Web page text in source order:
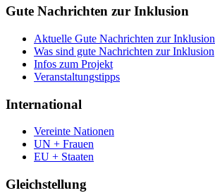
Gute Nachrichten zur Inklusion
Aktuelle Gute Nachrichten zur Inklusion
Was sind gute Nachrichten zur Inklusion
Infos zum Projekt
Veranstaltungstipps
International
Vereinte Nationen
UN + Frauen
EU + Staaten
Gleichstellung